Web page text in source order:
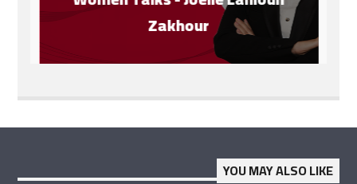
Zakhour
YOU MAY ALSO LIKE